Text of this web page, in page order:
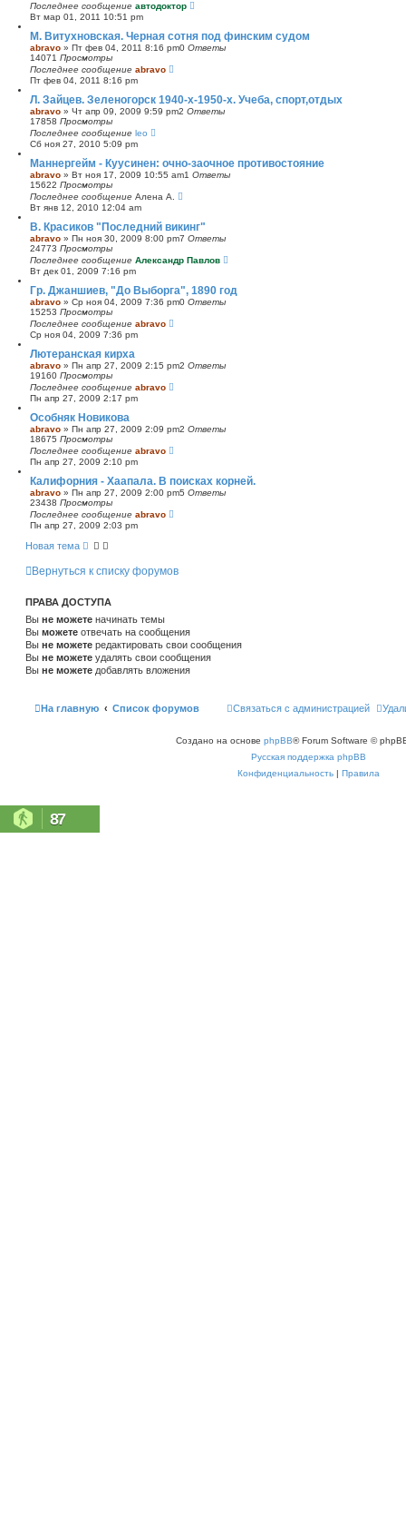
Последнее сообщение автодоктор
Вт мар 01, 2011 10:51 pm
М. Витухновская. Черная сотня под финским судом
abravo » Пт фев 04, 2011 8:16 pm0 Ответы
14071 Просмотры
Последнее сообщение abravo
Пт фев 04, 2011 8:16 pm
Л. Зайцев. Зеленогорск 1940-х-1950-х. Учеба, спорт,отдых
abravo » Чт апр 09, 2009 9:59 pm2 Ответы
17858 Просмотры
Последнее сообщение leo
Сб ноя 27, 2010 5:09 pm
Маннергейм - Куусинен: очно-заочное противостояние
abravo » Вт ноя 17, 2009 10:55 am1 Ответы
15622 Просмотры
Последнее сообщение Алена А.
Вт янв 12, 2010 12:04 am
В. Красиков "Последний викинг"
abravo » Пн ноя 30, 2009 8:00 pm7 Ответы
24773 Просмотры
Последнее сообщение Александр Павлов
Вт дек 01, 2009 7:16 pm
Гр. Джаншиев, "До Выборга", 1890 год
abravo » Ср ноя 04, 2009 7:36 pm0 Ответы
15253 Просмотры
Последнее сообщение abravo
Ср ноя 04, 2009 7:36 pm
Лютеранская кирха
abravo » Пн апр 27, 2009 2:15 pm2 Ответы
19160 Просмотры
Последнее сообщение abravo
Пн апр 27, 2009 2:17 pm
Особняк Новикова
abravo » Пн апр 27, 2009 2:09 pm2 Ответы
18675 Просмотры
Последнее сообщение abravo
Пн апр 27, 2009 2:10 pm
Калифорния - Хаапала. В поисках корней.
abravo » Пн апр 27, 2009 2:00 pm5 Ответы
23438 Просмотры
Последнее сообщение abravo
Пн апр 27, 2009 2:03 pm
Новая тема
Вернуться к списку форумов
ПРАВА ДОСТУПА
Вы не можете начинать темы
Вы можете отвечать на сообщения
Вы не можете редактировать свои сообщения
Вы не можете удалять свои сообщения
Вы не можете добавлять вложения
На главную Список форумов Связаться с администрацией
Создано на основе phpBB® Forum Software ©
Русская поддержка phpBB
Конфиденциальность | Правила
87